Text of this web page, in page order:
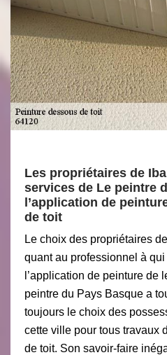
Les propriétaires de
services de Le peintre
l’application de
de toit
Le choix des propriétaires
quant au professionnel à
l’application de peinture de
peintre du Pays Basque a
toujours le choix des
cette ville pour tous travaux
de toit. Son savoir-faire